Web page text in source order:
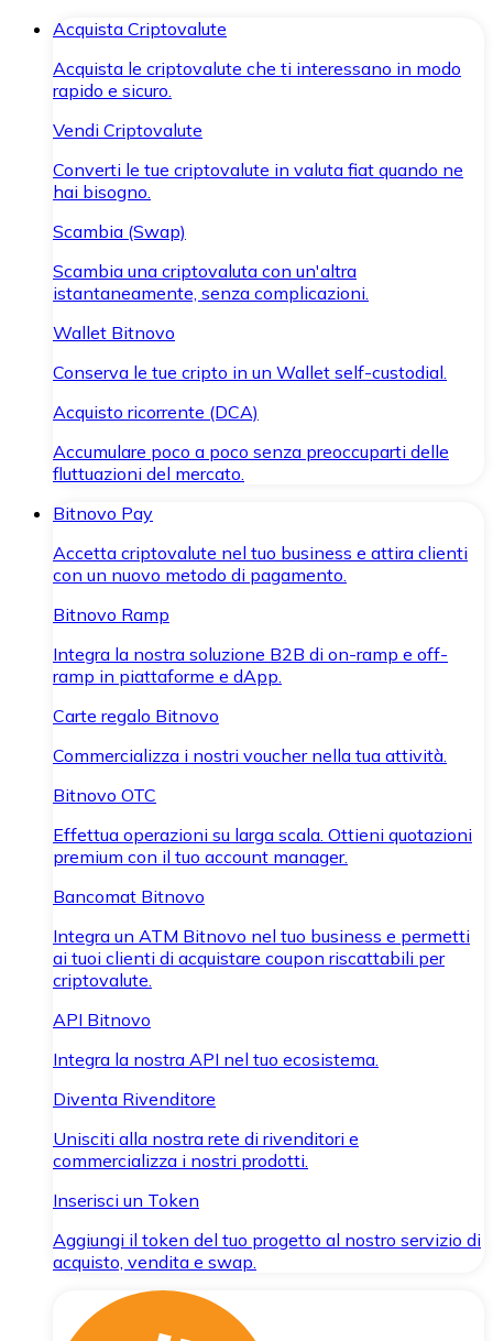
Acquista Criptovalute
Acquista le criptovalute che ti interessano in modo
rapido e sicuro.
Vendi Criptovalute
Converti le tue criptovalute in valuta fiat quando ne
hai bisogno.
Scambia (Swap)
Scambia una criptovaluta con un'altra
istantaneamente, senza complicazioni.
Wallet Bitnovo
Conserva le tue cripto in un Wallet self-custodial.
Acquisto ricorrente (DCA)
Accumulare poco a poco senza preoccuparti delle
fluttuazioni del mercato.
Bitnovo Pay
Accetta criptovalute nel tuo business e attira clienti
con un nuovo metodo di pagamento.
Bitnovo Ramp
Integra la nostra soluzione B2B di on-ramp e off-
ramp in piattaforme e dApp.
Carte regalo Bitnovo
Commercializza i nostri voucher nella tua attività.
Bitnovo OTC
Effettua operazioni su larga scala. Ottieni quotazioni
premium con il tuo account manager.
Bancomat Bitnovo
Integra un ATM Bitnovo nel tuo business e permetti
ai tuoi clienti di acquistare coupon riscattabili per
criptovalute.
API Bitnovo
Integra la nostra API nel tuo ecosistema.
Diventa Rivenditore
Unisciti alla nostra rete di rivenditori e
commercializza i nostri prodotti.
Inserisci un Token
Aggiungi il token del tuo progetto al nostro servizio di
acquisto, vendita e swap.